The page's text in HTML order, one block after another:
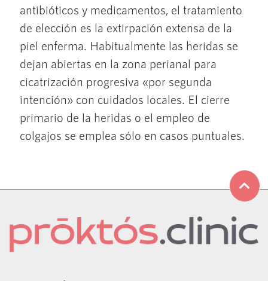
antibióticos y medicamentos, el tratamiento
de elección es la extirpación extensa de la
piel enferma. Habitualmente las heridas se
dejan abiertas en la zona perianal para
cicatrización progresiva «por segunda
intención» con cuidados locales. El cierre
primario de la heridas o el empleo de
colgajos se emplea sólo en casos puntuales.